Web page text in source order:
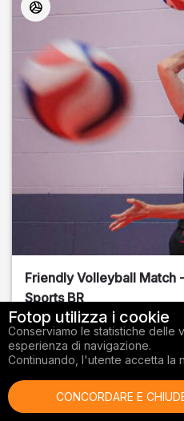
Friendly Volleyball Match
Sports BR
Orange County, FL
01/14/2026
Fotop utilizza i cookie
Conserviamo le statistiche delle
esperienza di navigazione.
Continuando, l'utente accetta la
CONCORDARE E